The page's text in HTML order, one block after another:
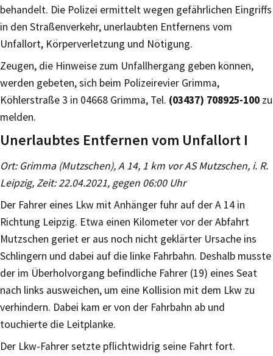
behandelt. Die Polizei ermittelt wegen gefährlichen Eingriffs
in den Straßenverkehr, unerlaubten Entfernens vom
Unfallort, Körperverletzung und Nötigung.
Zeugen, die Hinweise zum Unfallhergang geben können,
werden gebeten, sich beim Polizeirevier Grimma,
Köhlerstraße 3 in 04668 Grimma, Tel. (03437) 708925-100 zu
melden.
Unerlaubtes Entfernen vom Unfallort I
Ort: Grimma (Mutzschen), A 14, 1 km vor AS Mutzschen, i. R.
Leipzig, Zeit: 22.04.2021, gegen 06:00 Uhr
Der Fahrer eines Lkw mit Anhänger fuhr auf der A 14 in
Richtung Leipzig. Etwa einen Kilometer vor der Abfahrt
Mutzschen geriet er aus noch nicht geklärter Ursache ins
Schlingern und dabei auf die linke Fahrbahn. Deshalb musste
der im Überholvorgang befindliche Fahrer (19) eines Seat
nach links ausweichen, um eine Kollision mit dem Lkw zu
verhindern. Dabei kam er von der Fahrbahn ab und
touchierte die Leitplanke.
Der Lkw-Fahrer setzte pflichtwidrig seine Fahrt fort.